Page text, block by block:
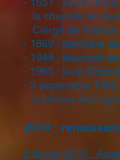
la chapelle de
Clergé de
- 1869 : bannière
- 1948 : fascicule
- 1965 : livre
- 9 septembre
confrérie des
2010 :
2 février 2010 :